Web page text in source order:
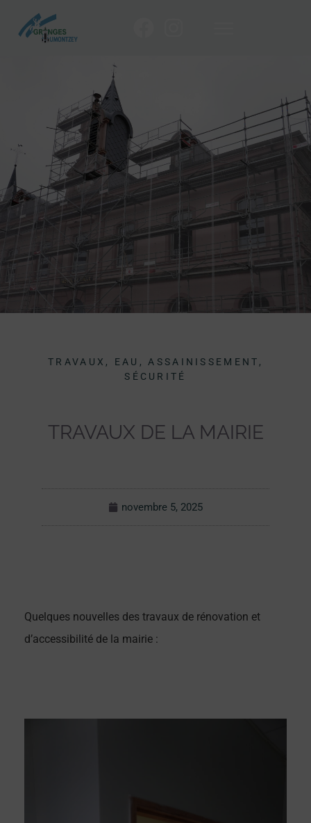
TRAVAUX, EAU, ASSAINISSEMENT,
SÉCURITÉ
TRAVAUX DE LA MAIRIE
novembre 5, 2025
Quelques nouvelles des travaux de rénovation et
d’accessibilité de la mairie :